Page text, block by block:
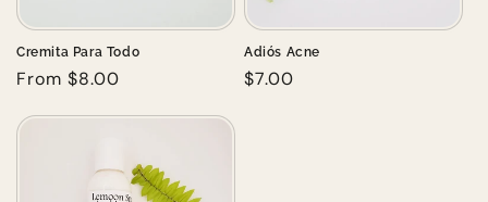
i
o
n
:
Cremita Para Todo
Regular
From $8.00
Adiós Acne
Regular
$7.00